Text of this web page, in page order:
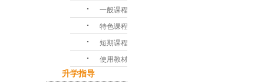
･ 一般课程
･ 特色课程
･ 短期课程
･ 使用教材
升学指导